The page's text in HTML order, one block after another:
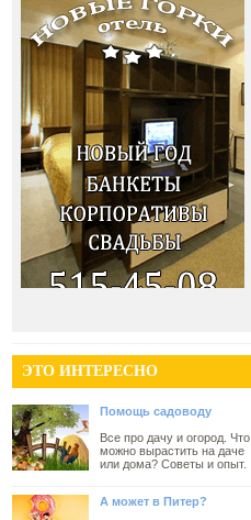
ЭТО ИНТЕРЕСНО
Помощь садоводу
Все про дачу и огород. Что
можно вырастить на даче
или дома? Советы и опыт.
А может в Питер?